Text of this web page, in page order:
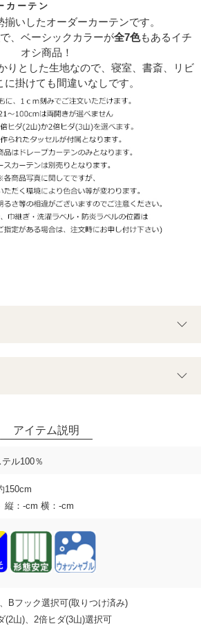
カーテン
ル100％
150cm
縦：-cm 横：-cm
Bフック選択可(取りつけ済み)
(2山)、2倍ヒダ(3山)選択可
揃いしたオーダーカーテンです。
で、ベーシックカラーが全7色もあるイチ
オシ商品！
りとした生地なので、寝室、書斎、リビ
に掛けても間違いなしです。